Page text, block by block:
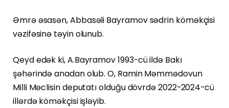
Əmrə əsasən, Abbasəli Bayramov sədrin köməkçisi
vəzifəsinə təyin olunub.
Qeyd edək ki, A.Bayramov 1993-cü ildə Bakı
şəhərində anadan olub. O, Ramin Məmmədovun
Milli Məclisin deputatı olduğu dövrdə 2022-2024-cü
illərdə köməkçisi işləyib.